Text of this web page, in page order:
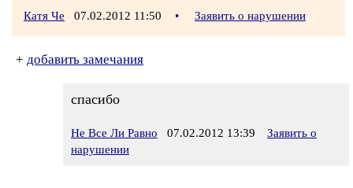
Катя Че 07.02.2012 11:50 • Заявить о нарушении
+ добавить замечания
спасибо
Не Все Ли Равно 07.02.2012 13:39
Заявить о
нарушении